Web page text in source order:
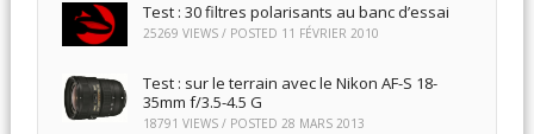
Test : 30 filtres polarisants au banc d’essai
25269 VIEWS / POSTED 11 FÉVRIER 2010
Test : sur le terrain avec le Nikon AF-S 18-
35mm f/3.5-4.5 G
18791 VIEWS / POSTED 28 MARS 2013